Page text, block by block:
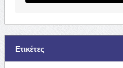
Ετικέτες